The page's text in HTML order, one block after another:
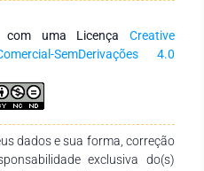
e análise permitiu a criação de
materna e rede de apoio;
infantil; e Instrumentos de
dito. Conclusão: As
infantil prejudicado pode
longo prazo são decisivas no
no contexto brasileiro,
não fossem específicos,
com uma Licença Creative
SemDerivações 4.0
dados e sua forma, correção
exclusiva do(s)